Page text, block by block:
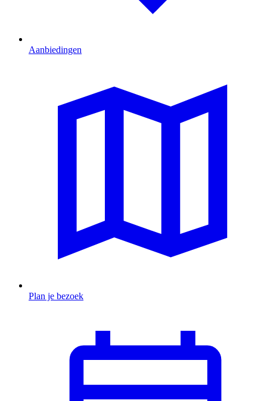
Aanbiedingen
Plan je bezoek